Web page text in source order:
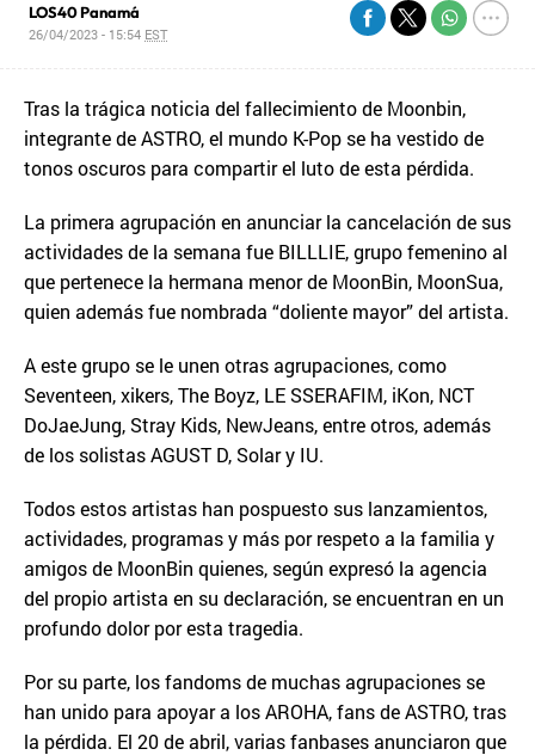
LOS40 Panamá
26/04/2023 - 15:54 EST
Tras la trágica noticia del fallecimiento de Moonbin,
integrante de ASTRO, el mundo K-Pop se ha vestido de
tonos oscuros para compartir el luto de esta pérdida.
La primera agrupación en anunciar la cancelación de sus
actividades de la semana fue BILLLIE, grupo femenino al
que pertenece la hermana menor de MoonBin, MoonSua,
quien además fue nombrada “doliente mayor” del artista.
A este grupo se le unen otras agrupaciones, como
Seventeen, xikers, The Boyz, LE SSERAFIM, iKon, NCT
DoJaeJung, Stray Kids, NewJeans, entre otros, además
de los solistas AGUST D, Solar y IU.
Todos estos artistas han pospuesto sus lanzamientos,
actividades, programas y más por respeto a la familia y
amigos de MoonBin quienes, según expresó la agencia
del propio artista en su declaración, se encuentran en un
profundo dolor por esta tragedia.
Por su parte, los fandoms de muchas agrupaciones se
han unido para apoyar a los AROHA, fans de ASTRO, tras
la pérdida. El 20 de abril, varias fanbases anunciaron que